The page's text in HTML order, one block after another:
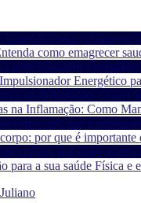
como emagrecer
Energético
na Inflamação: Como
por que é importante
para a sua saúde Física e